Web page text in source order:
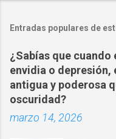
e
n
t
a
r
i
Entradas populares de
¿Sabías que
envidia o depresión,
antigua y poderosa
oscuridad?
marzo 14, 2026